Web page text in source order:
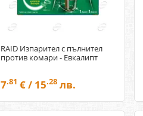
RAID Изпарител с пълнител
против комари - Евкалипт
7.81 € / 15.28 лв.